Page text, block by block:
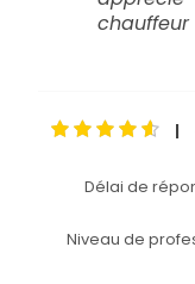
chauffeur
|
Délai de
Niveau de